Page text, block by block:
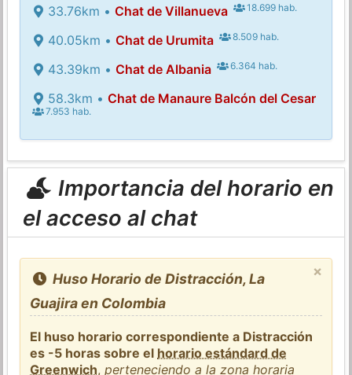
33.76km • Chat de Villanueva 18.699 hab.
40.05km • Chat de Urumita 8.509 hab.
43.39km • Chat de Albania 6.364 hab.
58.3km • Chat de Manaure Balcón del Cesar
7.953 hab.
Importancia del horario en
el acceso al chat
×
Huso Horario de Distracción, La
Guajira en Colombia
El huso horario correspondiente a Distracción
es -5 horas sobre el horario estándard de
Greenwich,perteneciendo a la zona horaria